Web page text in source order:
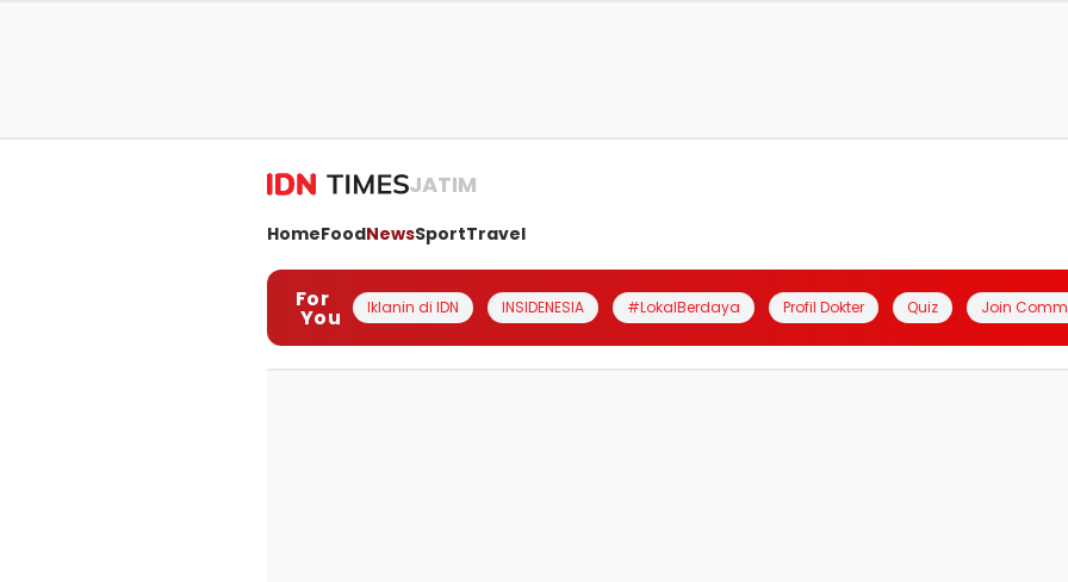
JATIM
HomeFoodNewsSportTravel
For
You Iklanin di IDN INSIDENESIA #LokalBerdaya Profil Dokter Quiz Join